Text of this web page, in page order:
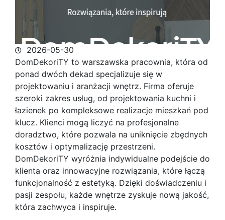
2026-05-30
DomDekoriTY to warszawska pracownia, która od
ponad dwóch dekad specjalizuje się w
projektowaniu i aranżacji wnętrz. Firma oferuje
szeroki zakres usług, od projektowania kuchni i
łazienek po kompleksowe realizacje mieszkań pod
klucz. Klienci mogą liczyć na profesjonalne
doradztwo, które pozwala na uniknięcie zbędnych
kosztów i optymalizację przestrzeni.
DomDekoriTY wyróżnia indywidualne podejście do
klienta oraz innowacyjne rozwiązania, które łączą
funkcjonalność z estetyką. Dzięki doświadczeniu i
pasji zespołu, każde wnętrze zyskuje nową jakość,
która zachwyca i inspiruje.